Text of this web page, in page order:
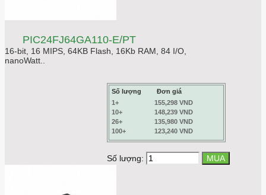
PIC24FJ64GA110-E/PT
16-bit, 16 MIPS, 64KB Flash, 16Kb RAM, 84 I/O,
nanoWatt..
Số lượng
Đơn giá
1+
155,298 VND
10+
148,239 VND
26+
135,980 VND
100+
123,240 VND
Số lượng: